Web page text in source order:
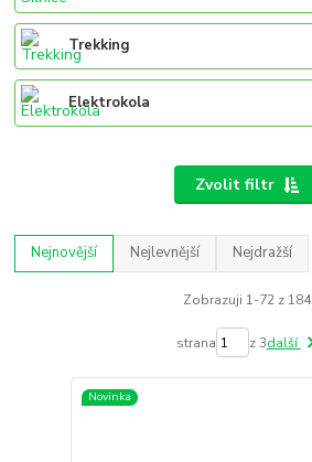
Trekking
Elektrokola
Zvolit filtr
Nejnovější Nejlevnější Nejdražší
Zobrazuji 1-72 z 184
strana z 3další
Novinka